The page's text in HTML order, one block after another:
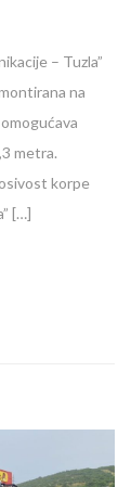
– Tuzla”
na
metra.
korpe
[…]